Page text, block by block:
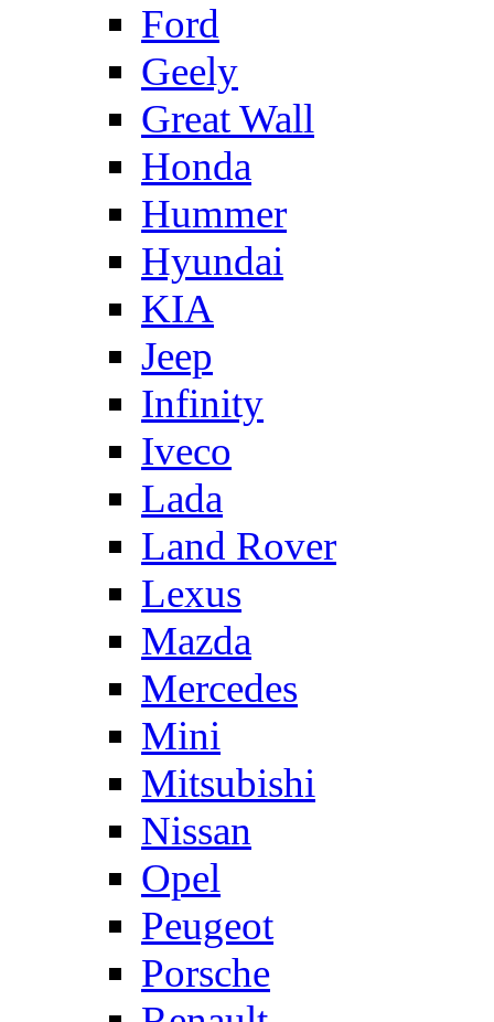
Ford
Geely
Great Wall
Honda
Hummer
Hyundai
KIA
Jeep
Infinity
Iveco
Lada
Land Rover
Lexus
Mazda
Mercedes
Mini
Mitsubishi
Nissan
Opel
Peugeot
Porsche